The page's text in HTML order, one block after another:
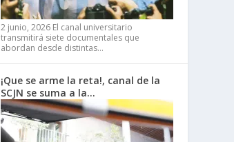
2 junio, 2026 El canal universitario
transmitirá siete documentales que
abordan desde distintas…
¡Que se arme la reta!, canal de la
SCJN se suma a la…